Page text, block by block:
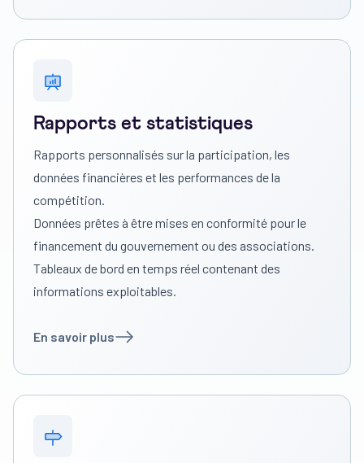
Rapports et statistiques
Rapports personnalisés sur la participation, les
données financières et les performances de la
compétition.
Données prêtes à être mises en conformité pour le
financement du gouvernement ou des associations.
Tableaux de bord en temps réel contenant des
informations exploitables.
En savoir plus